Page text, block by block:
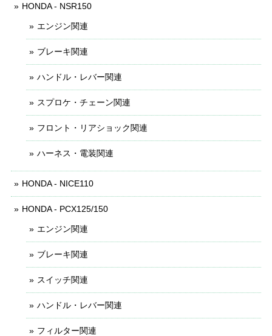
HONDA - NSR150
エンジン関連
ブレーキ関連
ハンドル・レバー関連
スプロケ・チェーン関連
フロント・リアショック関連
ハーネス・電装関連
HONDA - NICE110
HONDA - PCX125/150
エンジン関連
ブレーキ関連
スイッチ関連
ハンドル・レバー関連
フィルター関連